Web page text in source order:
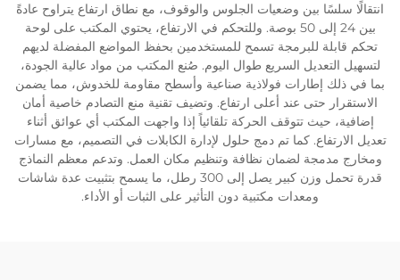
انتقالًا سلسًا بين وضعيات الجلوس والوقوف، مع نطاق ارتفاع يتراوح عادةً
بين 24 إلى 50 بوصة. وللتحكم في الارتفاع، يحتوي المكتب على لوحة
تحكم قابلة للبرمجة تسمح للمستخدمين بحفظ المواضع المفضلة لديهم
لتسهيل التعديل السريع طوال اليوم. صُنع المكتب من مواد عالية الجودة،
بما في ذلك إطارات فولاذية صناعية وأسطح مقاومة للخدوش، مما يضمن
الاستقرار حتى عند أعلى ارتفاع. وتضيف تقنية منع التصادم خاصية أمان
إضافية، حيث تتوقف الحركة تلقائياً إذا واجهت المكتب أي عوائق أثناء
تعديل الارتفاع. كما تم دمج حلول لإدارة الكابلات في التصميم، مع مسارات
ومخارج مدمجة لضمان نظافة وتنظيم مكان العمل. وتدعم معظم النماذج
قدرة تحمل وزن كبير يصل إلى 300 رطل، ما يسمح بتثبيت عدة شاشات
ومعدات مكتبية دون التأثير على الثبات أو الأداء.